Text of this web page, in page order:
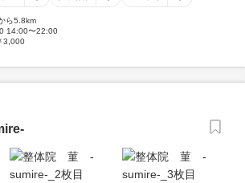
ら5.8km
14:00〜22:00
3,000